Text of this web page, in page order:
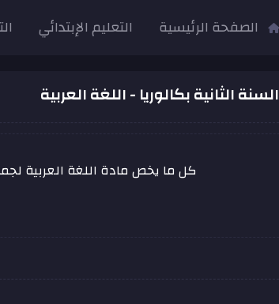
الصفحة الرئيسية التعليم الإبتدائي
السنة الثانية بكالوريا - اللغة العربية
كل ما يخص مادة اللغة العربية